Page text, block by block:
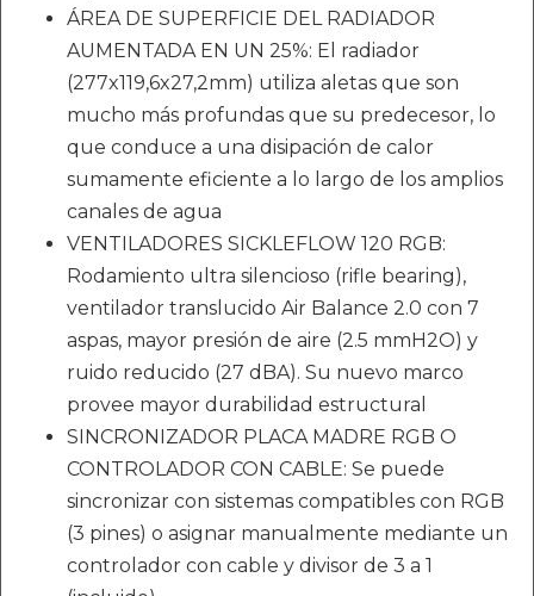
ÁREA DE SUPERFICIE DEL RADIADOR
AUMENTADA EN UN 25%: El radiador
(277x119,6x27,2mm) utiliza aletas que son
mucho más profundas que su predecesor, lo
que conduce a una disipación de calor
sumamente eficiente a lo largo de los amplios
canales de agua
VENTILADORES SICKLEFLOW 120 RGB:
Rodamiento ultra silencioso (rifle bearing),
ventilador translucido Air Balance 2.0 con 7
aspas, mayor presión de aire (2.5 mmH2O) y
ruido reducido (27 dBA). Su nuevo marco
provee mayor durabilidad estructural
SINCRONIZADOR PLACA MADRE RGB O
CONTROLADOR CON CABLE: Se puede
sincronizar con sistemas compatibles con RGB
(3 pines) o asignar manualmente mediante un
controlador con cable y divisor de 3 a 1